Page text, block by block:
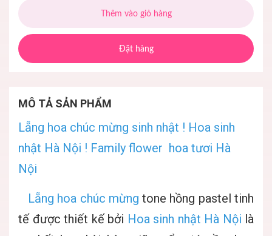
Thêm vào giỏ hàng
Đặt hàng
MÔ TẢ SẢN PHẨM
Lẵng hoa chúc mừng sinh nhật ! Hoa sinh
nhật Hà Nội ! Family flower hoa tươi Hà
Nội
Lẵng hoa chúc mừng tone hồng pastel tinh
tế được thiết kế bởi Hoa sinh nhật Hà Nội là